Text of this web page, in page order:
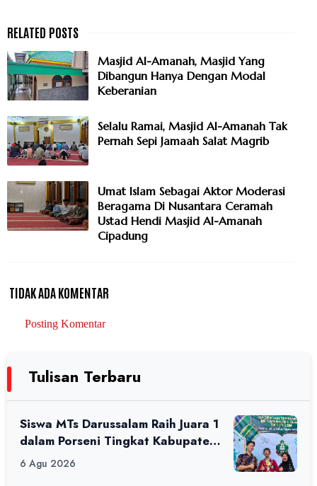
Masjid Al-Amanah, Masjid Yang
Dibangun Hanya Dengan Modal
Keberanian
Selalu Ramai, Masjid Al-Amanah Tak
Pernah Sepi Jamaah Salat Magrib
Umat Islam Sebagai Aktor Moderasi
Beragama Di Nusantara Ceramah
Ustad Hendi Masjid Al-Amanah
Cipadung
TIDAK ADA KOMENTAR
Posting Komentar
Tulisan Terbaru
Siswa MTs Darussalam Raih Juara 1
dalam Porseni Tingkat Kabupaten
6 Agu 2026